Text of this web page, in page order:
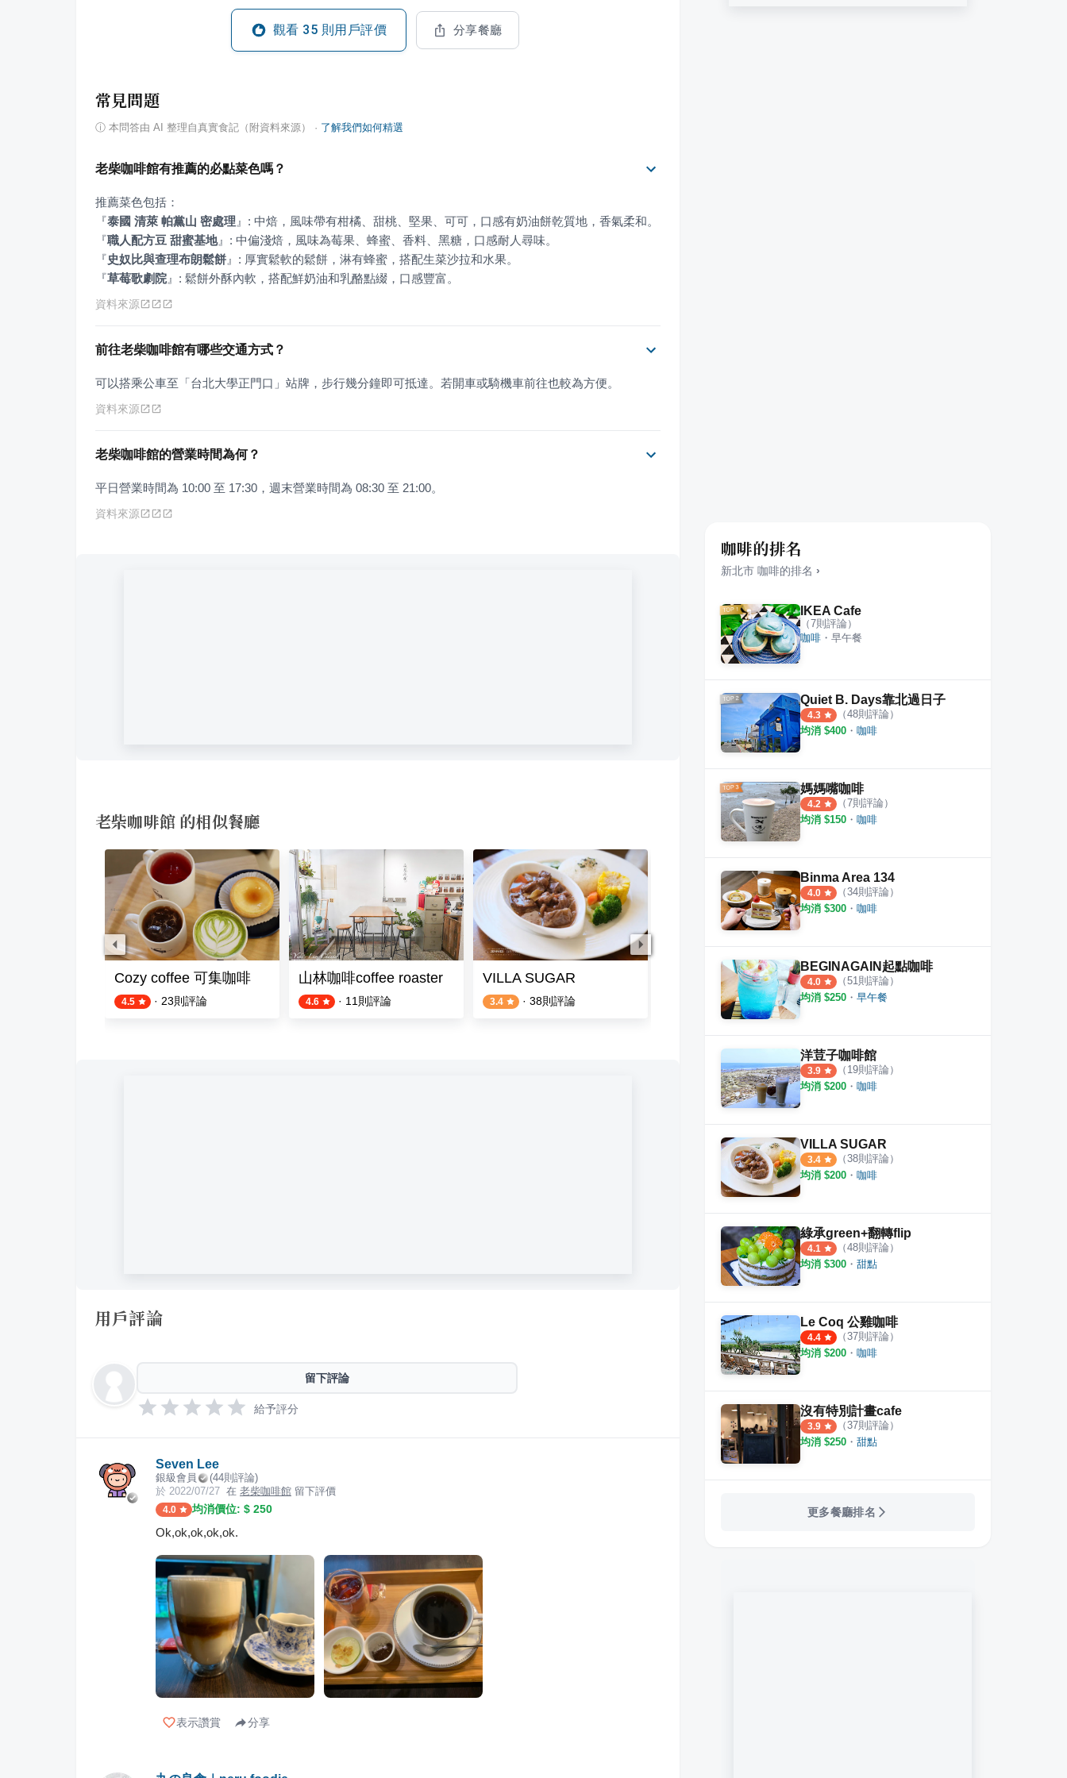
觀看 35 則用戶評價 分享餐廳
常見問題
ⓘ 本問答由 AI 整理自真實食記（附資料來源） · 了解我們如何精選
老柴咖啡館有推薦的必點菜色嗎？
『泰國 清萊 帕黨山 密處理 』
『職人配方豆 甜蜜基地』
『史奴比與查理布朗鬆餅 』
『草莓歌劇院』 : 鬆餅外酥內軟，搭配鮮奶油和乳酪點綴，口感豐富。
資料來源
前往老柴咖啡館有哪些交通方式？
可以搭乘公車至「台北大學正門口」站牌，步行幾分鐘即可抵達。若開車或騎機車前往也較為方便。
資料來源
老柴咖啡館的營業時間為何？
平日營業時間為 10:00 至 17:30，週末營業時間為 08:30 至 21:00。
資料來源
老柴咖啡館 的相似餐廳
Cozy coffee 可集咖啡
4.5 · 23則評論
山林咖啡coffee roaster
4.6 · 11 則評論
VILLA SUGAR
3.4 · 38則評論
我們在海邊
16則評論
巴埕咖啡
4.7
用戶評論
留下評論
給予評分
Seven Lee
銀級會員 (44則評論)
於 2022/07/27 在 老柴咖啡館 留下評價
4.0 均消價位: $ 250
Ok,ok,ok,ok,ok.
表示讚賞 分享
咖啡的排名
新北市 咖啡的排名 ›
IKEA Cafe
（7則評論）
咖啡 ・ 早午餐
Quiet B. Days靠北過日子
4.3 （48則評論）
均消 $400 ・ 咖啡
媽媽嘴咖啡
4.2 （7則評論）
均消 $150 ・ 咖啡
Binma Area 134
4.0 （34則評論）
均消 $300 ・ 咖啡
BEGINAGAIN起點咖啡
4.0 （51則評論）
均消 $250 ・ 早午餐
洋荳子咖啡館
3.9 （ 19則評論）
均消 $200 ・ 咖啡
VILLA SUGAR
3.4 （38則評論）
均消 $200 ・ 咖啡
綠承green+翻轉flip
4.1 （48則評論）
均消 $300 ・ 甜點
Le Coq 公雞咖啡
4.4 （37則評論）
均消 $200 ・ 咖啡
沒有特別計畫cafe
3.9 （37則評論）
均消 $250 ・ 甜點
更多餐廳排名